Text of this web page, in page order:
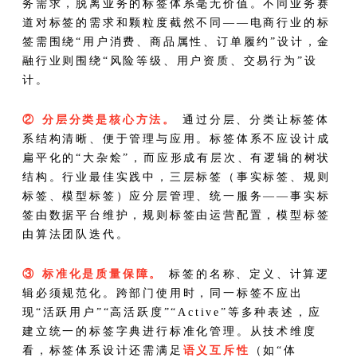
务需求，脱离业务的标签体系毫无价值。不同业务赛
道对标签的需求和颗粒度截然不同——电商行业的标
签需围绕“用户消费、商品属性、订单履约”设计，金
融行业则围绕“风险等级、用户资质、交易行为”设
计。
② 分层分类是核心方法。
通过分层、分类让标签体
系结构清晰、便于管理与应用。标签体系不应设计成
扁平化的“大杂烩”，而应形成有层次、有逻辑的树状
结构。行业最佳实践中，三层标签（事实标签、规则
标签、模型标签）应分层管理、统一服务——事实标
签由数据平台维护，规则标签由运营配置，模型标签
由算法团队迭代。
③ 标准化是质量保障。
标签的名称、定义、计算逻
辑必须规范化。跨部门使用时，同一标签不应出
现“活跃用户”“高活跃度”“Active”等多种表述，应
建立统一的标签字典进行标准化管理。从技术维度
看，标签体系设计还需满足 语义互斥性
（如“体